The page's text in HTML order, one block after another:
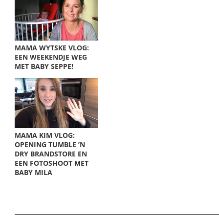
MAMA WYTSKE VLOG:
EEN WEEKENDJE WEG
MET BABY SEPPE!
MAMA KIM VLOG:
OPENING TUMBLE ’N
DRY BRANDSTORE EN
EEN FOTOSHOOT MET
BABY MILA